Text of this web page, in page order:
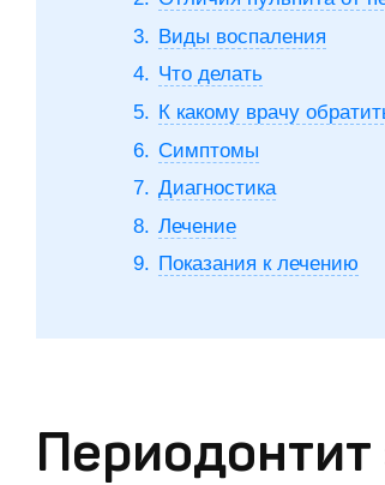
Виды воспаления
Что делать
К какому врачу
Симптомы
Диагностика
Лечение
Показания к лечению
Периодонтит